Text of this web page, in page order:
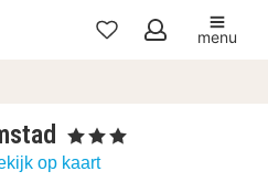
Mijn
menu
, 3 Sterren
op kaart